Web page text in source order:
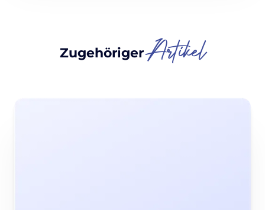
ZugehörigerArtikel